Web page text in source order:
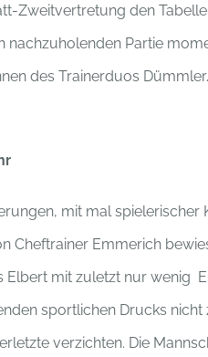
Zweitvertretung den
Partie
des Trainerduos
mit mal
Emmerich
Elbert mit zuletzt nur
sportlichen Drucks
verzichten. Die